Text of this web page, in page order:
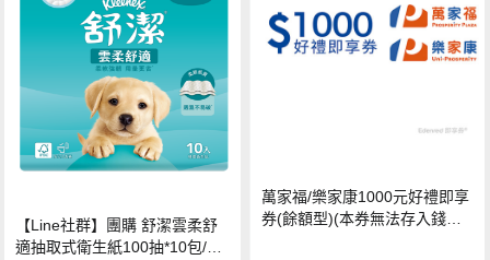
【Line社群】團購 舒潔雲柔舒
適抽取式衛生紙100抽*10包/6
萬家福/樂家康1000元好禮即享
券(餘額型)(本券無法存入錢包